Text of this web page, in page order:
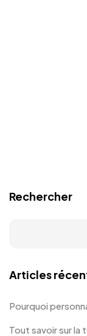
Rechercher
Articles
Pourquoi
Tout savoir sur la